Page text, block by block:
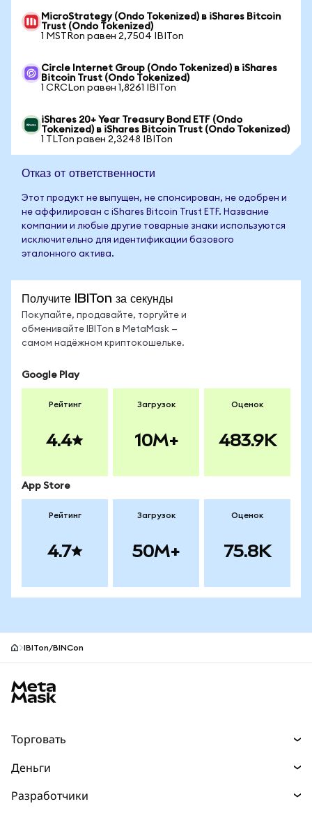
MicroStrategy (Ondo Tokenized) в iShares Bitcoin
Trust (Ondo Tokenized)
1 MSTRon равен 2,7504 IBITon
Circle Internet Group (Ondo Tokenized) в iShares
Bitcoin Trust (Ondo Tokenized)
1 CRCLon равен 1,8261 IBITon
iShares 20+ Year Treasury Bond ETF (Ondo
Tokenized) в iShares Bitcoin Trust (Ondo Tokenized)
1 TLTon равен 2,3248 IBITon
Отказ от ответственности
Этот продукт не выпущен, не спонсирован, не одобрен и
не аффилирован с iShares Bitcoin Trust ETF. Название
компании и любые другие товарные знаки используются
исключительно для идентификации базового
эталонного актива.
Получите IBITon за секунды
Покупайте, продавайте, торгуйте и
обменивайте IBITon в MetaMask —
самом надёжном криптокошельке.
Google Play
Рейтинг
4.4
Загрузок
10M+
Оценок
483.9K
App Store
Рейтинг
4.7
Загрузок
50M+
Оценок
75.8K
IBITon/BINCon
Торговать
Прогнозы
Деньги
Разработчики